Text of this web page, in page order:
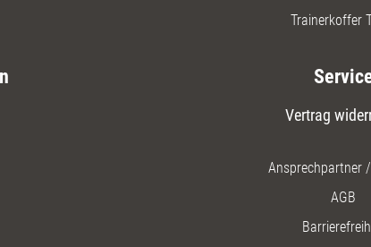
Trainerkoffer
Vertrag
Ansprechpartner
AGB